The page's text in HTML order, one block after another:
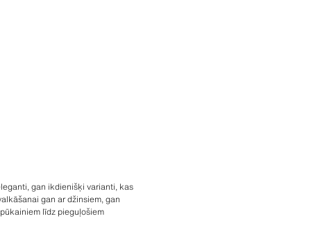
gan ikdienišķi varianti, kas
gan ar džinsiem, gan
līdz pieguļošiem